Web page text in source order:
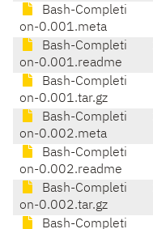
Bash-Completi
on-0.001.meta
Bash-Completi
on-0.001.readme
Bash-Completi
on-0.001.tar.gz
Bash-Completi
on-0.002.meta
Bash-Completi
on-0.002.readme
Bash-Completi
on-0.002.tar.gz
Bash-Completi